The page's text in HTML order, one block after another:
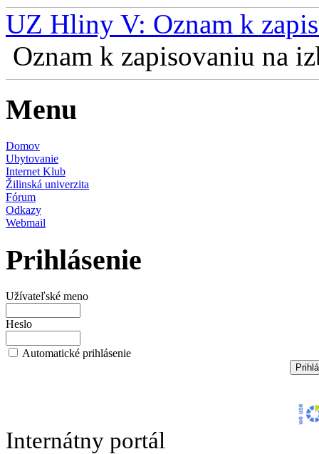
UZ Hliny V: Oznam k
Oznam k zapisovaniu na
Menu
Domov
Ubytovanie
Internet Klub
Žilinská univerzita
Fórum
Odkazy
Webmail
Prihlásenie
Užívateľské meno
Heslo
Automatické prihlásenie
Internátny portál